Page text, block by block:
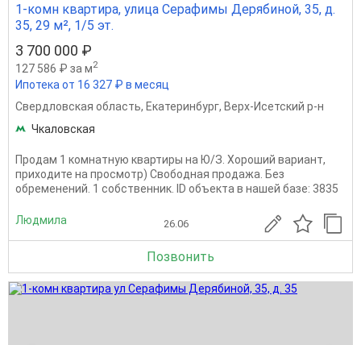
1-комн квартира, улица Серафимы Дерябиной, 35, д.
35, 29 м², 1/5 эт.
3 700 000 ₽
127 586 ₽ за м2
Ипотека от 16 327 ₽ в месяц
Свердловская область, Екатеринбург, Верх-Исетский р-н
Чкаловская
Продам 1 комнатную квартиры на Ю/З. Хороший вариант,
приходите на просмотр) Свободная продажа. Без
обременений. 1 собственник. ID объекта в нашей базе: 3835
Людмила 26.06
Позвонить